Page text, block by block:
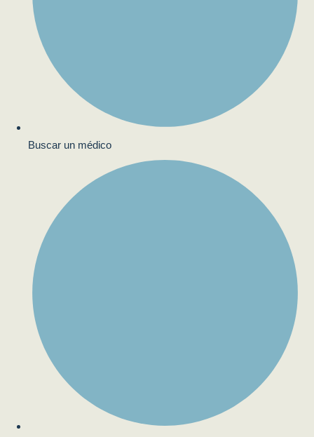
Buscar un médico